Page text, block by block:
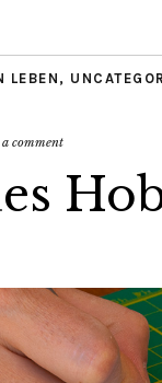
LEBEN ,
comment